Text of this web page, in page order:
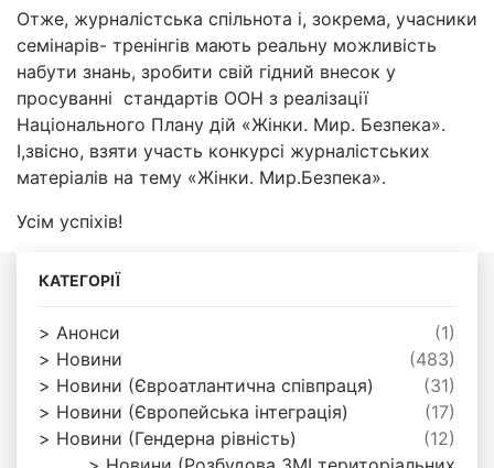
Отже, журналістська спільнота і, зокрема, учасники
семінарів- тренінгів мають реальну можливість
набути знань, зробити свій гідний внесок у
просуванні стандартів ООН з реалізації
Національного Плану дій «Жінки. Мир. Безпека».
І,звісно, взяти участь конкурсі журналістських
матеріалів на тему «Жінки. Мир.Безпека».
Усім успіхів!
КАТЕГОРІЇ
Анонси
(1)
Новини
(483)
Новини (Євроатлантична співпраця)
(31)
Новини (Європейська інтеграція)
(17)
Новини (Гендерна рівність)
(12)